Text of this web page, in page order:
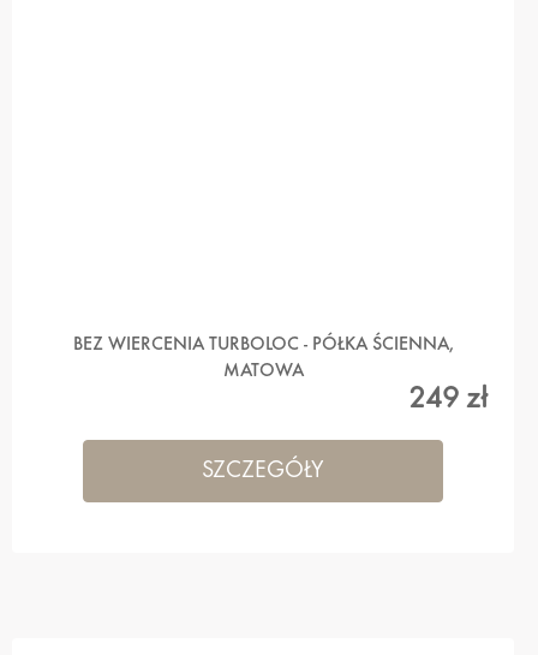
BEZ WIERCENIA TURBOLOC - PÓŁKA ŚCIENNA,
MATOWA
249 zł
SZCZEGÓŁY